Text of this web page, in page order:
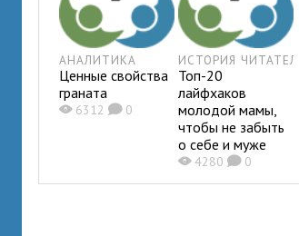
АНАЛИТИКА
Ценные свойства
граната
X6312K0
ИСТОРИЯ ЧИТАТЕЛЯ
Топ-20
лайфхаков
молодой мамы,
чтобы не забыть
о себе и муже
X4280K0